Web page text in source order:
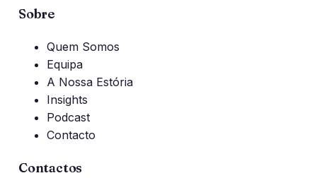
Sobre
Quem Somos
Equipa
A Nossa Estória
Insights
Podcast
Contacto
Contactos